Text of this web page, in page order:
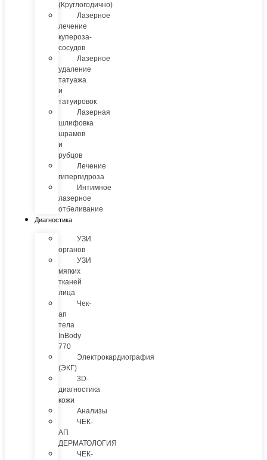
(Круглогодично)
Лазерное
лечение
купероза-
сосудов
Лазерное
удаление
татуажа
и
татуировок
Лазерная
шлифовка
шрамов
и
рубцов
Лечение
гипергидроза
Интимное
лазерное
отбеливание
Диагностика
УЗИ
органов
УЗИ
мягких
тканей
лица
Чек-
ап
тела
InBody
770
Электрокардиография
(ЭКГ)
3D-
диагностика
кожи
Анализы
ЧЕК-
АП
ДЕРМАТОЛОГИЯ
ЧЕК-